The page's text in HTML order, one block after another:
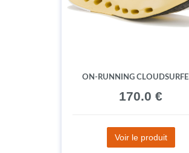
ON-RUNNING
170.0 €
Voir le produit